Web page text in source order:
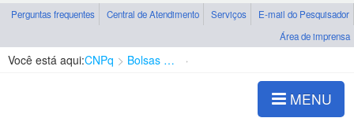
Perguntas frequentes Central de Atendimento Serviços
E-mail do Pesquisador
Área de imprensa
Você está aqui:CNPq Bolsas e Auxílios Vigentes
MENU